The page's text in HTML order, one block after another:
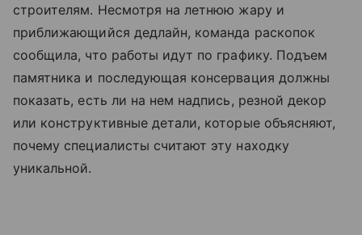
строителям. Несмотря на летнюю жару и
приближающийся дедлайн, команда раскопок
сообщила, что работы идут по графику. Подъем
памятника и последующая консервация должны
показать, есть ли на нем надпись, резной декор
или конструктивные детали, которые объясняют,
почему специалисты считают эту находку
уникальной.